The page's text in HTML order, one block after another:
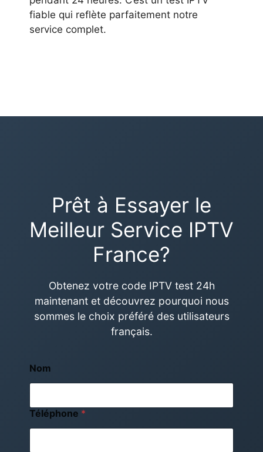
fiable qui reflète parfaitement notre
service complet.
Prêt à Essayer le
Meilleur Service IPTV
France?
Obtenez votre code IPTV test 24h
maintenant et découvrez pourquoi nous
sommes le choix préféré des utilisateurs
français.
Nom
Téléphone *